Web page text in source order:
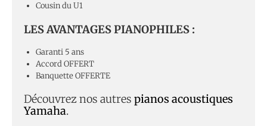
Cousin du U1
LES AVANTAGES PIANOPHILES :
Garanti 5 ans
Accord OFFERT
Banquette OFFERTE
Découvrez nos autres pianos acoustiques
Yamaha.